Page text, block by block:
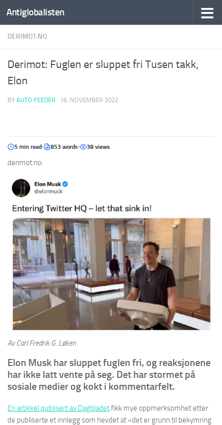
Antiglobalisten
DERIMOT.NO
Derimot: Fuglen er sluppet fri Tusen takk,
Elon
BY AUTO FEEDER · 16. NOVEMBER 2022
5 min read 853 words 38 views
derimot.no:
Av Carl Fredrik G. Løken
Elon Musk har sluppet fuglen fri, og reaksjonene
har ikke latt vente på seg. Det har stormet på
sosiale medier og kokt i kommentarfelt.
En artikkel publisert av Dagbladetfikk mye oppmerksomhet etter
de publiserte et innlegg som hevdet at «det er grunn til bekymring